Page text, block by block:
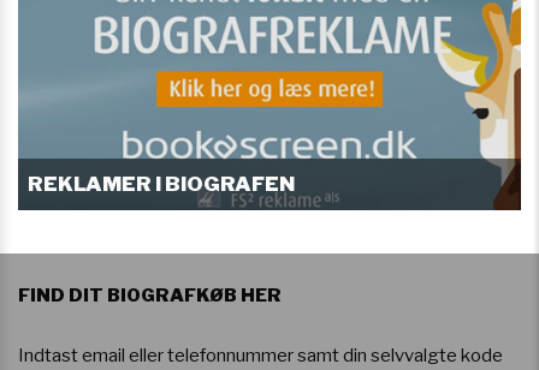
REKLAMER I BIOGRAFEN
FIND DIT BIOGRAFKØB HER
Indtast email eller telefonnummer samt din selvvalgte kode